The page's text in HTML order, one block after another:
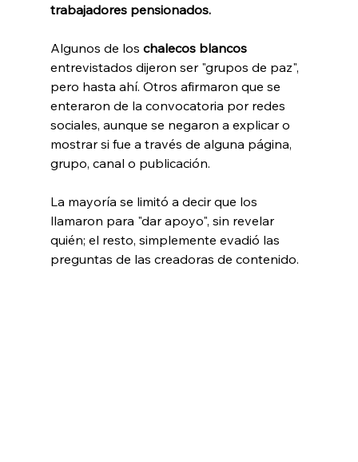
trabajadores pensionados.
Algunos de los chalecos blancos
entrevistados dijeron ser "grupos de paz",
pero hasta ahí. Otros afirmaron que se
enteraron de la convocatoria por redes
sociales, aunque se negaron a explicar o
mostrar si fue a través de alguna página,
grupo, canal o publicación.
La mayoría se limitó a decir que los
llamaron para "dar apoyo", sin revelar
quién; el resto, simplemente evadió las
preguntas de las creadoras de contenido.